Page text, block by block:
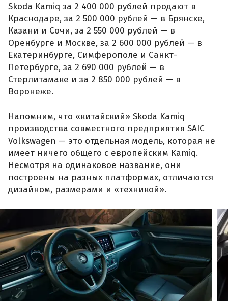
Skoda Kamiq за 2 400 000 рублей продают в
Краснодаре, за 2 500 000 рублей — в Брянске,
Казани и Сочи, за 2 550 000 рублей — в
Оренбурге и Москве, за 2 600 000 рублей — в
Екатеринбурге, Симферополе и Санкт-
Петербурге, за 2 690 000 рублей — в
Стерлитамаке и за 2 850 000 рублей — в
Воронеже.
Напомним, что «китайский» Skoda Kamiq
производства совместного предприятия SAIC
Volkswagen — это отдельная модель, которая не
имеет ничего общего с европейским Kamiq.
Несмотря на одинаковое название, они
построены на разных платформах, отличаются
дизайном, размерами и «техникой».